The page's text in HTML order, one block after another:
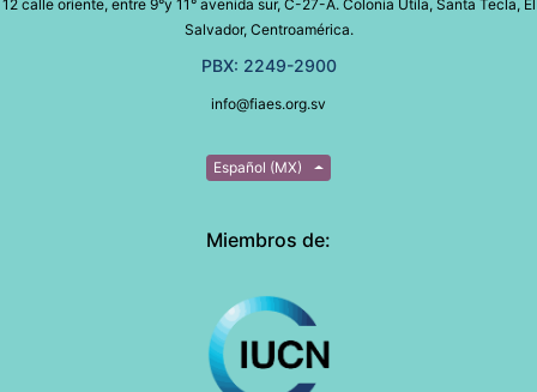
12 calle oriente, entre 9°y 11° avenida sur, C-27-A. Colonia Utila, Santa Tecla, El
Salvador, Centroamérica.
PBX: 2249-2900
info@fiaes.org.sv
Español (MX)
Miembros de: